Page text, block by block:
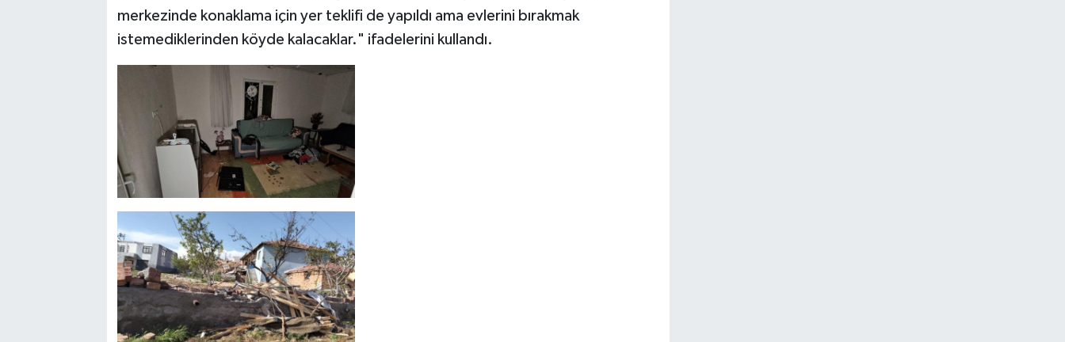
merkezinde konaklama için yer teklifi de yapıldı ama evlerini bırakmak
istemediklerinden köyde kalacaklar." ifadelerini kullandı.